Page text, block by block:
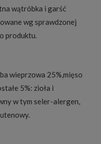
wątróbka i garść
wg sprawdzonej
produktu.
wieprzowa 25%,mięso
5%: zioła i
w tym seler-alergen,